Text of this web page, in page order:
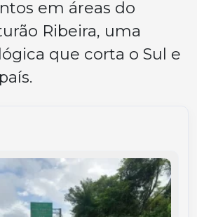
em áreas do
Ribeira, uma
que corta o Sul e